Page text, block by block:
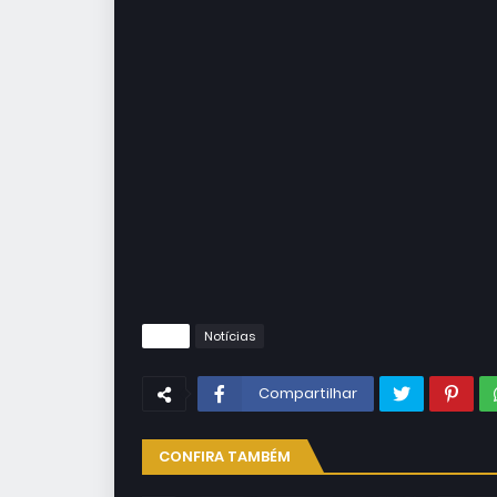
Notícias
Compartilhar
CONFIRA TAMBÉM